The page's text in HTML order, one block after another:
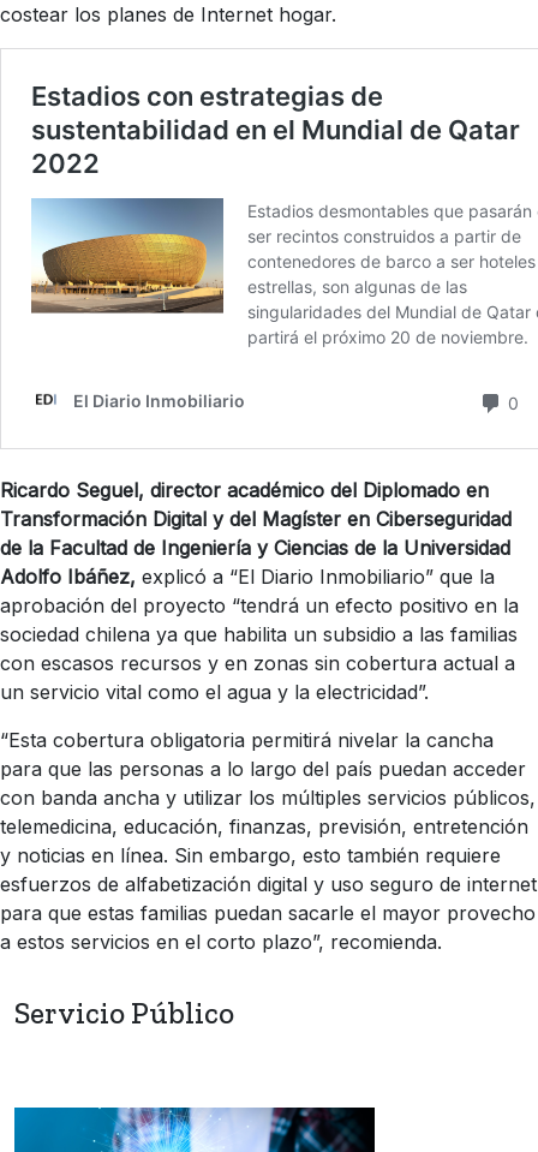
costear los planes de Internet hogar.
Ricardo Seguel, director académico del Diplomado en
Transformación Digital y del Magíster en Ciberseguridad
de la Facultad de Ingeniería y Ciencias de la Universidad
Adolfo Ibáñez, explicó a “El Diario Inmobiliario” que la
aprobación del proyecto “tendrá un efecto positivo en la
sociedad chilena ya que habilita un subsidio a las familias
con escasos recursos y en zonas sin cobertura actual a
un servicio vital como el agua y la electricidad”.
“Esta cobertura obligatoria permitirá nivelar la cancha
para que las personas a lo largo del país puedan acceder
con banda ancha y utilizar los múltiples servicios públicos,
telemedicina, educación, finanzas, previsión, entretención
y noticias en línea. Sin embargo, esto también requiere
esfuerzos de alfabetización digital y uso seguro de internet
para que estas familias puedan sacarle el mayor provecho
a estos servicios en el corto plazo”, recomienda.
Servicio Público